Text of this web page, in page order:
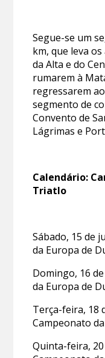
Segue-se um
km, que leva
da Alta e do
rumarem à
regressarem
segmento de
Convento de
Lágrimas e
Calendário:
Triatlo
Sábado, 15 de
da Europa de
Domingo, 16
da Europa de
Terça-feira, 18
Campeonato
Quinta-feira,